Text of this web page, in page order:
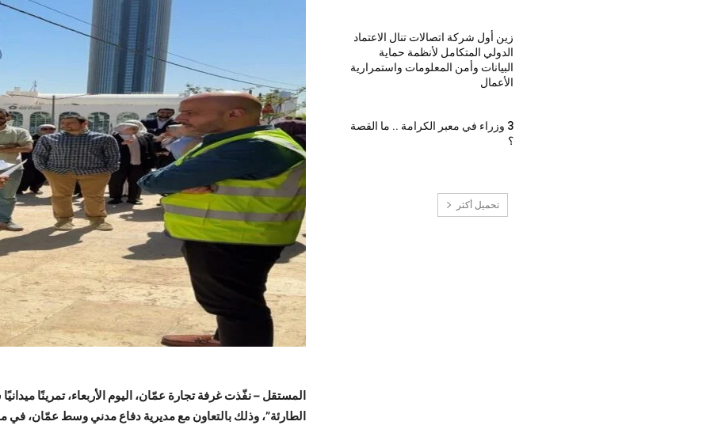
المستقل – نفّذت غرفة تجارة عمّان، اليوم الأربعاء، تمرينًا
الطارئة”، وذلك بالتعاون مع مديرية دفاع مدني وسط عمّان، في
زين أول شركة اتصالات تنال الاعتماد
الدولي المتكامل لأنظمة حماية
البيانات وأمن المعلومات واستمرارية
الأعمال
3 وزراء في معبر الكرامة .. ما القصة
؟
تحميل أكثر